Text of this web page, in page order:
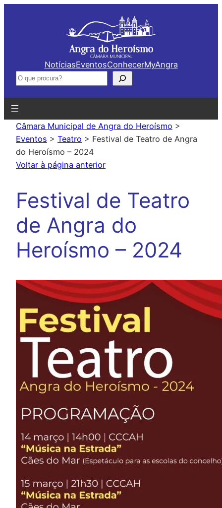
NotíciasEventosConhecerMyAngra
Pesquisar
Câmara Municipal de Angra do Heroísmo >
Eventos > Teatro > Festival de Teatro de Angra
do Heroísmo – 2024
Voltar à página anterior
Festival de Teatro
de Angra do
Heroísmo – 2024